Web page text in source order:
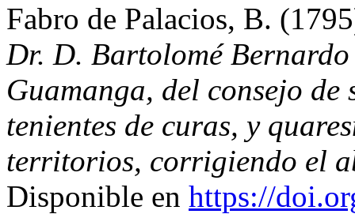
Fabro de Palacios, B.
Dr. D. Bartolomé
Guamanga, del consejo
tenientes de curas, y
territorios, corrigiendo el
Disponible en https://